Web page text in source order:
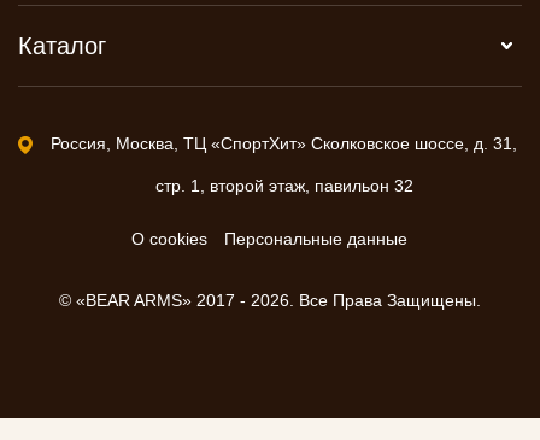
Каталог
Россия, Москва, ТЦ «СпортХит» Сколковское шоссе, д. 31,
стр. 1, второй этаж, павильон 32
О cookies Персональные данные
© «BEAR ARMS» 2017 - 2026. Все Права Защищены.